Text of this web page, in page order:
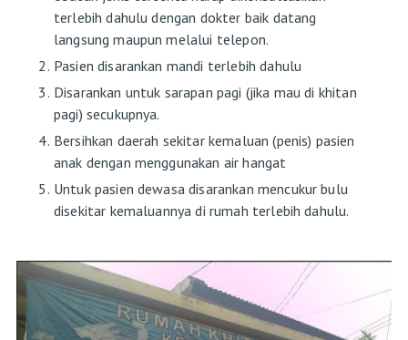
terlebih dahulu dengan dokter baik datang
langsung maupun melalui telepon.
Pasien disarankan mandi terlebih dahulu
Disarankan untuk sarapan pagi (jika mau di khitan
pagi) secukupnya.
Bersihkan daerah sekitar kemaluan (penis) pasien
anak dengan menggunakan air hangat
Untuk pasien dewasa disarankan mencukur bulu
disekitar kemaluannya di rumah terlebih dahulu.